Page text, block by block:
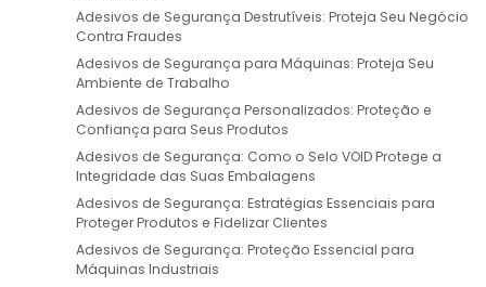
Adesivos de Segurança Destrutíveis: Proteja Seu Negócio
Contra Fraudes
Adesivos de Segurança para Máquinas: Proteja Seu
Ambiente de Trabalho
Adesivos de Segurança Personalizados: Proteção e
Confiança para Seus Produtos
Adesivos de Segurança: Como o Selo VOID Protege a
Integridade das Suas Embalagens
Adesivos de Segurança: Estratégias Essenciais para
Proteger Produtos e Fidelizar Clientes
Adesivos de Segurança: Proteção Essencial para
Máquinas Industriais